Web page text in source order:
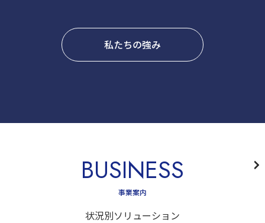
私たちの強み
BUSINESS
事業案内
状況別ソリューション